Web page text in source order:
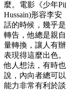
麼。電影《少年
Hussain)形容李
話的時候，幾乎
轉告，他總是親
量轉換，讓人有
表現得這麼出色
他人想法，有時
說，內向者總可
能力非常有利於